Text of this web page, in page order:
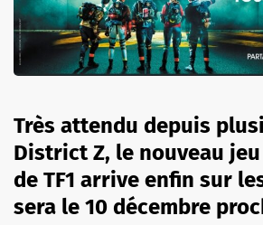
Très attendu depuis
District Z, le nouveau jeu
de TF1 arrive enfin sur
sera le 10 décembre